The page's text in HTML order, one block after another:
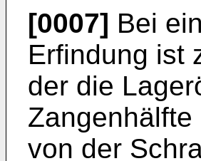
[0007] Bei
Erfindung ist
der die
von der